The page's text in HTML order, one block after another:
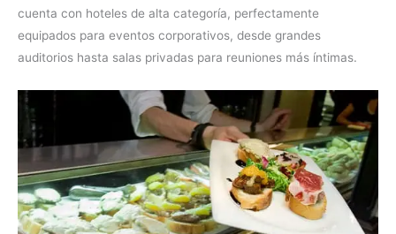
cuenta con hoteles de alta categoría, perfectamente
equipados para eventos corporativos, desde grandes
auditorios hasta salas privadas para reuniones más íntimas.